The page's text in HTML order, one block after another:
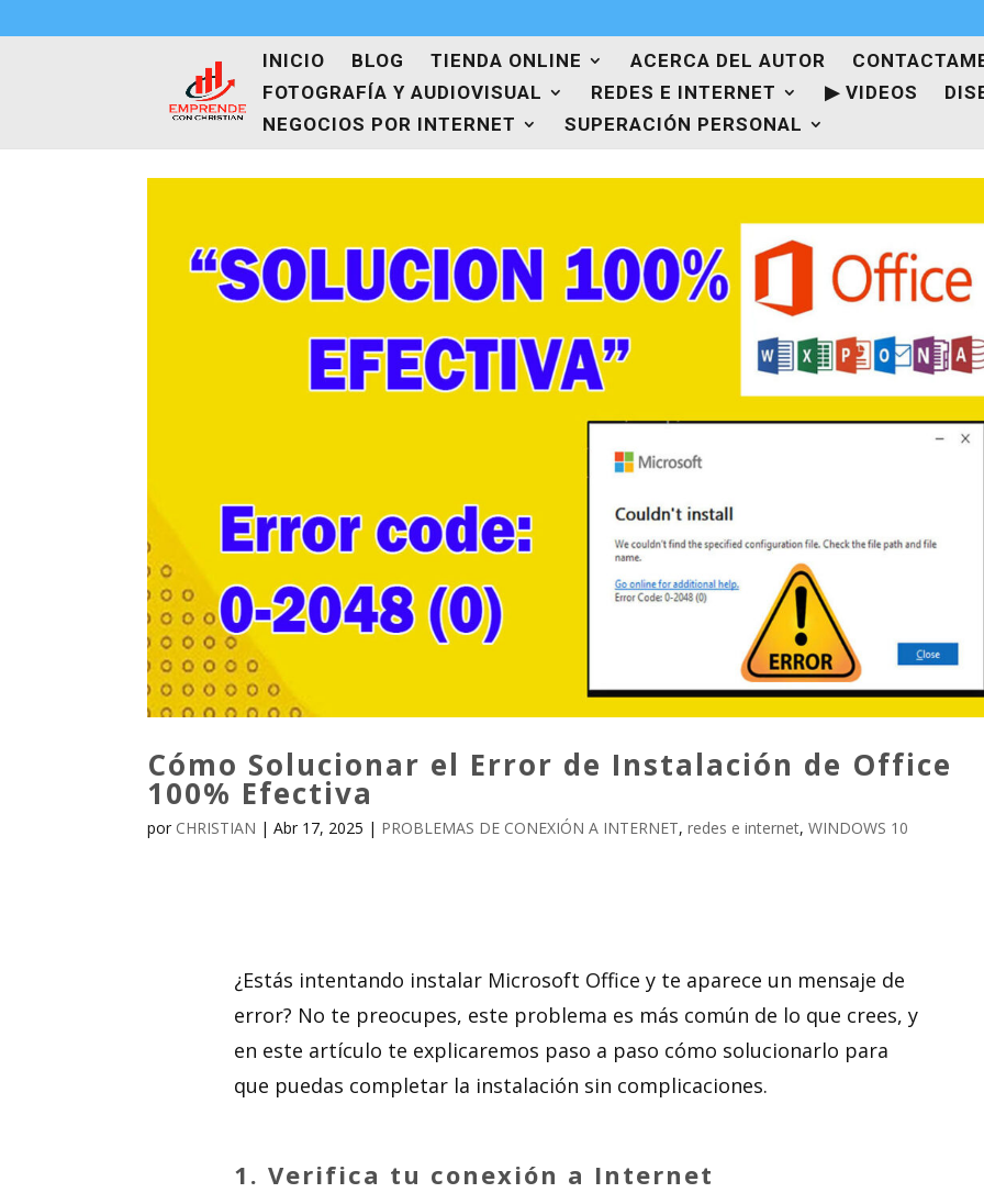
INICIO BLOG TIENDA ONLINE ACERCA DEL AUTOR
FOTOGRAFÍA Y AUDIOVISUAL
REDES E INTERNET ▶ VIDEOS
NEGOCIOS POR INTERNET
SUPERACIÓN PERSONAL
Cómo Solucionar el Error de Instalación de Office
100% Efectiva
por CHRISTIAN |Abr 17, 2025 | PROBLEMAS DE CONEXIÓN A INTERNET,redes e internet,WINDOWS 10
¿Estás intentando instalar Microsoft Office y te aparece un mensaje de
error? No te preocupes, este problema es más común de lo que crees, y
en este artículo te explicaremos paso a paso cómo solucionarlo para
que puedas completar la instalación sin complicaciones.
1. Verifica tu conexión a Internet